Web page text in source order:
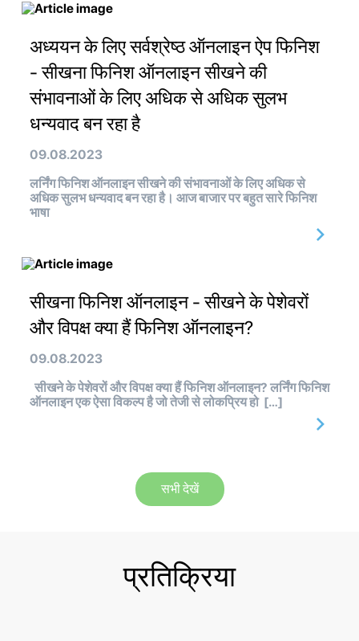
अध्ययन के लिए सर्वश्रेष्ठ ऑनलाइन ऐप फिनिश
- सीखना फिनिश ऑनलाइन सीखने की
संभावनाओं के लिए अधिक से अधिक सुलभ
धन्यवाद बन रहा है
09.08.2023
लर्निंग फिनिश ऑनलाइन सीखने की संभावनाओं के लिए अधिक से
अधिक सुलभ धन्यवाद बन रहा है। आज बाजार पर बहुत सारे फिनिश
भाषा
सीखना फिनिश ऑनलाइन - सीखने के पेशेवरों
और विपक्ष क्या हैं फिनिश ऑनलाइन?
09.08.2023
सीखने के पेशेवरों और विपक्ष क्या हैं फिनिश ऑनलाइन? लर्निंग फिनिश
ऑनलाइन एक ऐसा विकल्प है जो तेजी से लोकप्रिय हो […]
सभी देखें
प्रतिक्रिया